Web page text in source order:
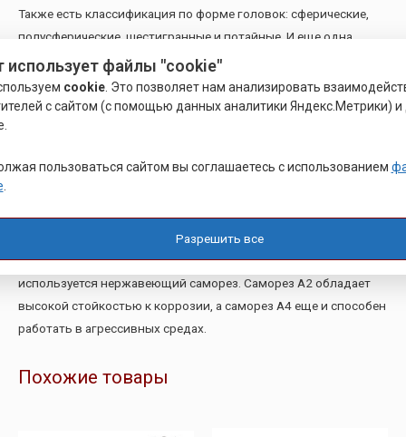
Также есть классификация по форме головок: сферические,
полусферические, шестигранные и потайные. И еще одна
классификация делит саморезы на различные типы исходя из
размера резьбы.
Саморезы могут быть изготовлены из разных материалов.
марок А2 и А4 соответственно.
Саморезы из нержавейки применяются во многих видах
промышленности, но в основном в строительстве. Иногда к
ним предъявляются особые требования. Поэтому чаще всего
используется нержавеющий саморез. Саморез А2 обладает
высокой стойкостью к коррозии, а саморез А4 еще и способен
работать в агрессивных средах.
Похожие товары
использует файлы "cookie"
cookie. Это позволяет нам анализировать
с сайтом (с помощью данных аналитики Яндекс.Метрики) и
пользоваться сайтом вы соглашаетесь с использованием
Разрешить все